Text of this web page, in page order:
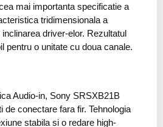
mai importanta specificatie a
tridimensionala a
driver-elor. Rezultatul
pentru o unitate cu doua canale.
Audio-in, Sony SRSXB21B
de conectare fara fir. Tehnologia
stabila si o redare high-